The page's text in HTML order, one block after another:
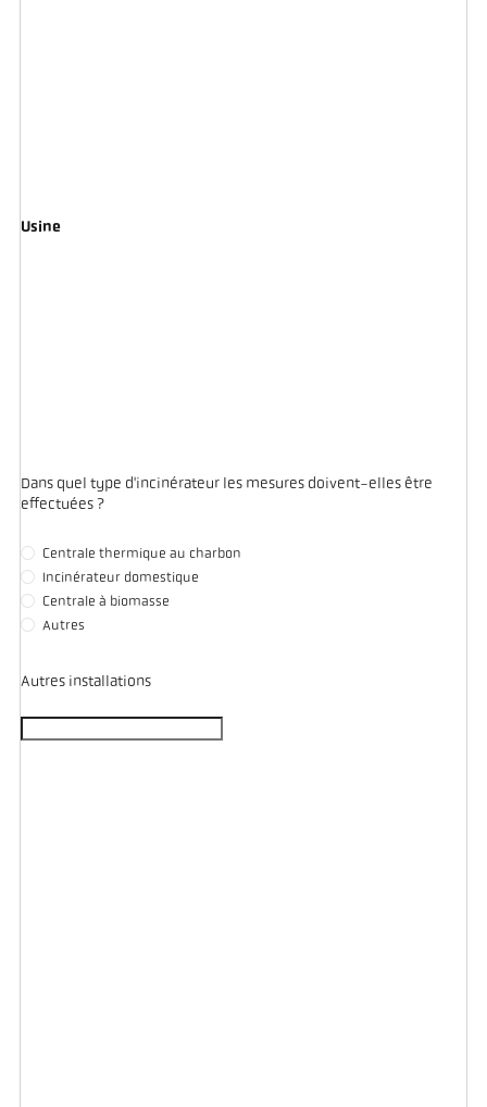
Usine
Dans quel type d'incinérateur les mesures doivent-elles être
effectuées ?
Centrale thermique au charbon
Incinérateur domestique
Centrale à biomasse
Autres
Autres installations